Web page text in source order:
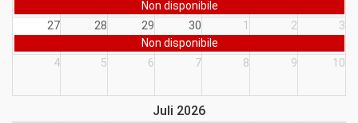
Non disponibile
27
28 29 30 1 2
3
Non disponibile
4
5 6 7 8 9 10
Juli 2026